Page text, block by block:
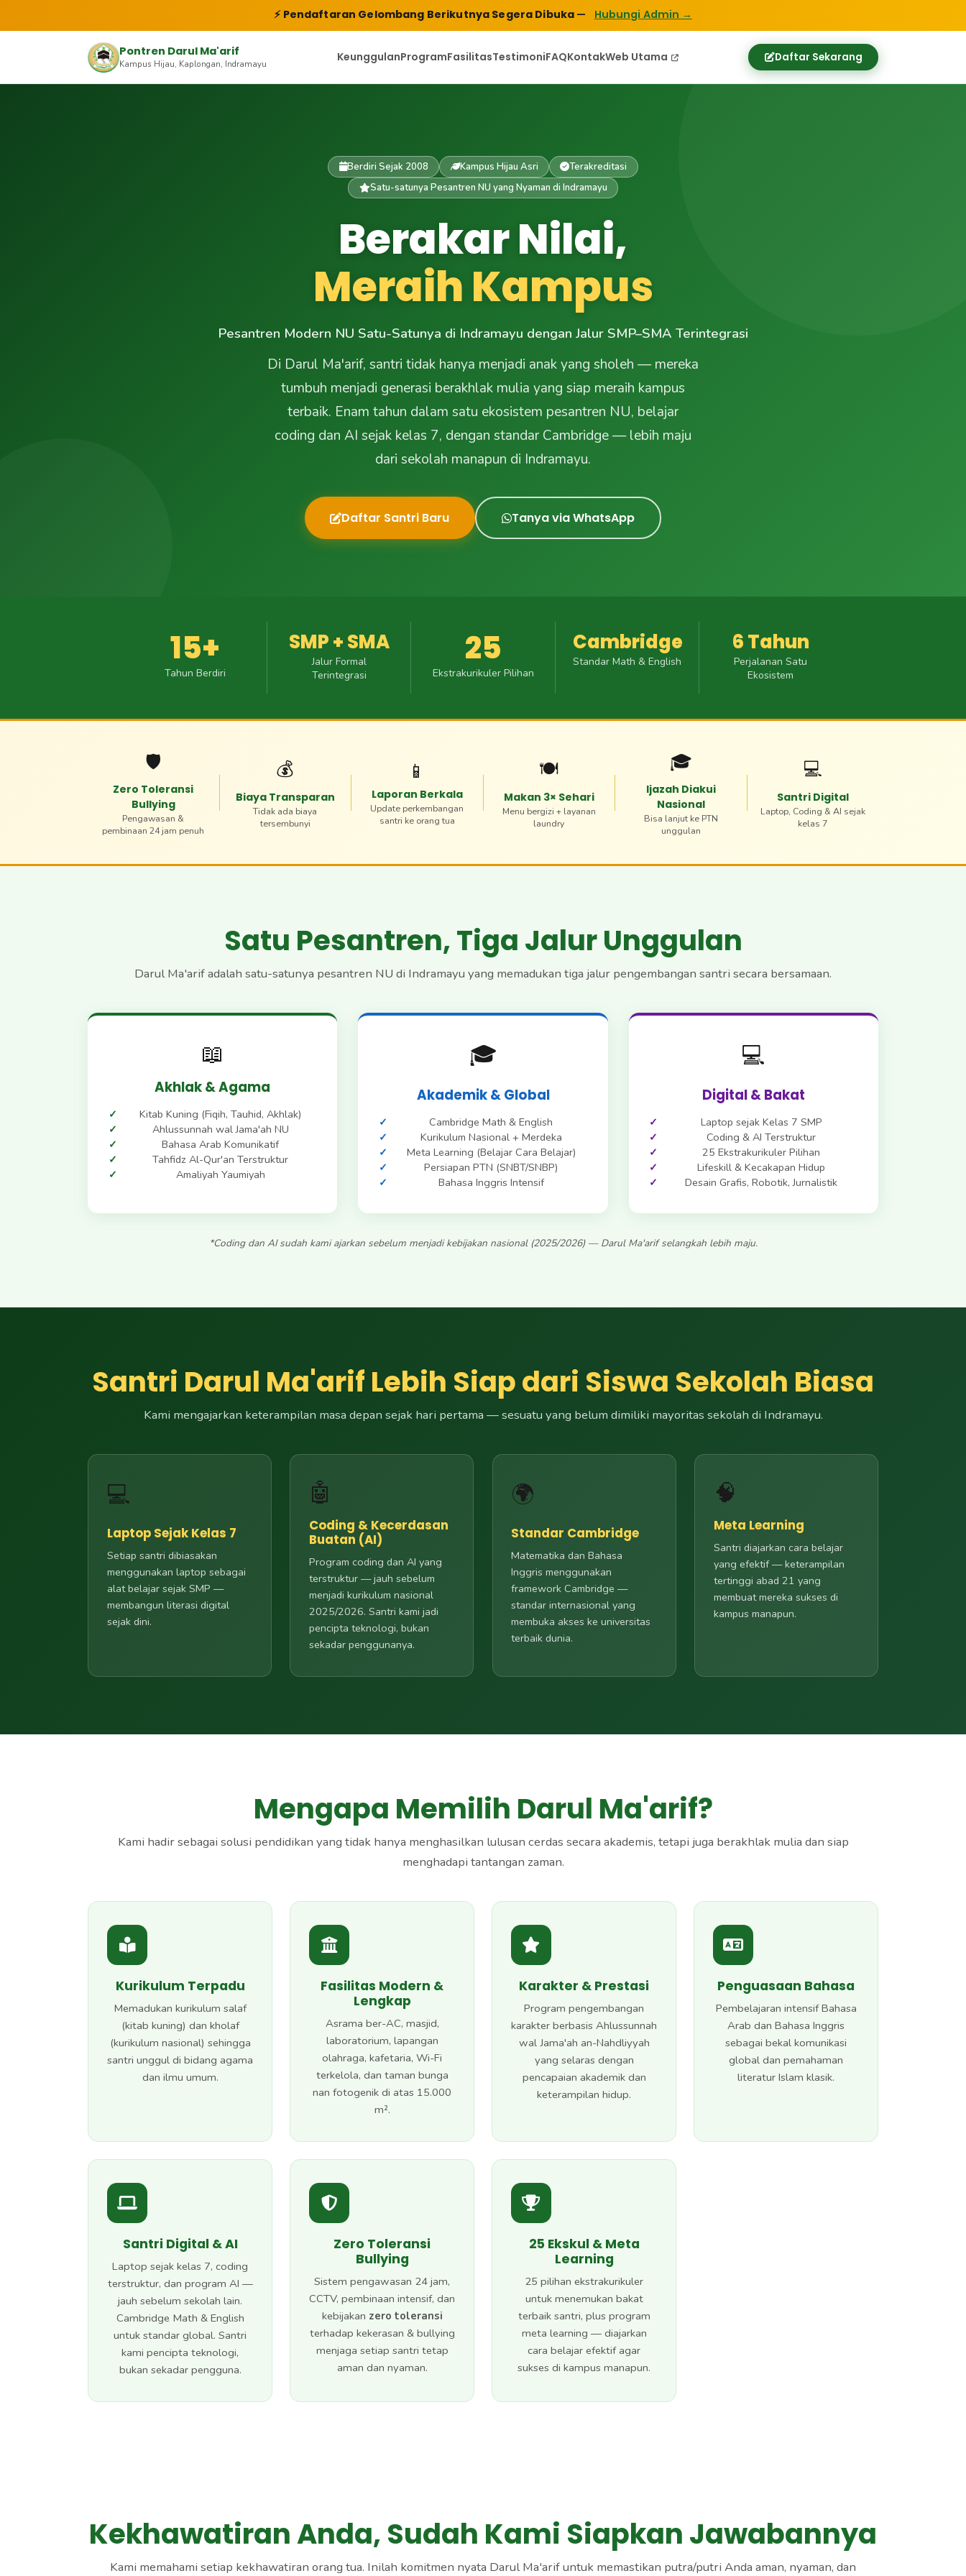
⚡ Pendaftaran Gelombang Berikutnya Segera Dibuka — Hubungi Admin →
Pontren Darul Ma'arif
Kampus Hijau, Kaplongan, Indramayu KeunggulanProgramFasilitasTestimoniFAQKontakWeb Utama Daftar Sekarang
Berdiri Sejak 2008 Kampus Hijau Asri
Terakreditasi
Satu-satunya Pesantren NU yang Nyaman di Indramayu
Berakar Nilai,
Meraih Kampus
Pesantren Modern NU Satu-Satunya di Indramayu dengan Jalur SMP–SMA Terintegrasi
Di Darul Ma'arif, santri tidak hanya menjadi anak yang sholeh — mereka
tumbuh menjadi generasi berakhlak mulia yang siap meraih kampus
terbaik. Enam tahun dalam satu ekosistem pesantren NU, belajar
coding dan AI sejak kelas 7, dengan standar Cambridge — lebih maju
dari sekolah manapun di Indramayu.
Daftar Santri Baru Tanya via WhatsApp
15+
Tahun Berdiri
SMP + SMA
Jalur Formal
Terintegrasi
25
Ekstrakurikuler Pilihan
Cambridge
Standar Math & English
6 Tahun
Perjalanan Satu
Ekosistem
🛡️
Zero Toleransi
Bullying
Pengawasan &
pembinaan 24 jam penuh
💰
Biaya Transparan
Tidak ada biaya
tersembunyi
📱
Laporan Berkala
Update perkembangan
santri ke orang tua
🍽️
Makan 3× Sehari
Menu bergizi + layanan
laundry
🎓
Ijazah Diakui
Nasional
Bisa lanjut ke PTN
unggulan
💻
Santri Digital
Laptop, Coding & AI sejak
kelas 7
Satu Pesantren, Tiga Jalur Unggulan
Darul Ma'arif adalah satu-satunya pesantren NU di Indramayu yang memadukan tiga jalur pengembangan santri secara bersamaan.
📖
Akhlak & Agama
Kitab Kuning (Fiqih, Tauhid, Akhlak)
Ahlussunnah wal Jama'ah NU
Bahasa Arab Komunikatif
Tahfidz Al-Qur'an Terstruktur
Amaliyah Yaumiyah
🎓
Akademik & Global
Cambridge Math & English
Kurikulum Nasional + Merdeka
Meta Learning (Belajar Cara Belajar)
Persiapan PTN (SNBT/SNBP)
Bahasa Inggris Intensif
💻
Digital & Bakat
Laptop sejak Kelas 7 SMP
Coding & AI Terstruktur
25 Ekstrakurikuler Pilihan
Lifeskill & Kecakapan Hidup
Desain Grafis, Robotik, Jurnalistik
*Coding dan AI sudah kami ajarkan sebelum menjadi kebijakan nasional (2025/2026) — Darul Ma'arif selangkah lebih maju.
Santri Darul Ma'arif Lebih Siap dari Siswa Sekolah Biasa
Kami mengajarkan keterampilan masa depan sejak hari pertama — sesuatu yang belum dimiliki mayoritas sekolah di Indramayu.
💻
Laptop Sejak Kelas 7
Setiap santri dibiasakan
menggunakan laptop sebagai
alat belajar sejak SMP —
membangun literasi digital
sejak dini.
🤖
Coding & Kecerdasan
Buatan (AI)
Program coding dan AI yang
terstruktur — jauh sebelum
menjadi kurikulum nasional
2025/2026. Santri kami jadi
pencipta teknologi, bukan
sekadar penggunanya.
🌍
Standar Cambridge
Matematika dan Bahasa
Inggris menggunakan
framework Cambridge —
standar internasional yang
membuka akses ke universitas
terbaik dunia.
🧠
Meta Learning
Santri diajarkan cara belajar
yang efektif — keterampilan
tertinggi abad 21 yang
membuat mereka sukses di
kampus manapun.
Mengapa Memilih Darul Ma'arif?
Kami hadir sebagai solusi pendidikan yang tidak hanya menghasilkan lulusan cerdas secara akademis, tetapi juga berakhlak mulia dan siap
menghadapi tantangan zaman.
Kurikulum Terpadu
Memadukan kurikulum salaf
(kitab kuning) dan kholaf
(kurikulum nasional) sehingga
santri unggul di bidang agama
dan ilmu umum.
Fasilitas Modern &
Lengkap
Asrama ber-AC, masjid,
laboratorium, lapangan
olahraga, kafetaria, Wi-Fi
terkelola, dan taman bunga
nan fotogenik di atas 15.000
m².
Karakter & Prestasi
Program pengembangan
karakter berbasis Ahlussunnah
wal Jama'ah an-Nahdliyyah
yang selaras dengan
pencapaian akademik dan
keterampilan hidup.
Penguasaan Bahasa
Pembelajaran intensif Bahasa
Arab dan Bahasa Inggris
sebagai bekal komunikasi
global dan pemahaman
literatur Islam klasik.
Santri Digital & AI
Laptop sejak kelas 7, coding
terstruktur, dan program AI —
jauh sebelum sekolah lain.
Cambridge Math & English
untuk standar global. Santri
kami pencipta teknologi,
bukan sekadar pengguna.
Zero Toleransi
Bullying
Sistem pengawasan 24 jam,
CCTV, pembinaan intensif, dan
kebijakan zero toleransi
terhadap kekerasan & bullying
menjaga setiap santri tetap
aman dan nyaman.
25 Ekskul & Meta
Learning
25 pilihan ekstrakurikuler
untuk menemukan bakat
terbaik santri, plus program
meta learning — diajarkan
cara belajar efektif agar
sukses di kampus manapun.
Kekhawatiran Anda, Sudah Kami Siapkan Jawabannya
Kami memahami setiap kekhawatiran orang tua. Inilah komitmen nyata Darul Ma'arif untuk memastikan putra/putri Anda aman, nyaman, dan